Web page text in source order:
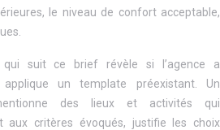
le niveau de confort acceptable,
qui suit ce brief révèle si l’agence a
un template préexistant. Un
des lieux et activités qui
aux critères évoqués, justifie les choix